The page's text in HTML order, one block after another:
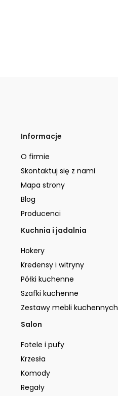
Informacje
O firmie
Skontaktuj się z nami
Mapa strony
Blog
Producenci
Kuchnia i jadalnia
Hokery
Kredensy i witryny
Półki kuchenne
Szafki kuchenne
Zestawy mebli kuchennych
Salon
Fotele i pufy
Krzesła
Komody
Regały